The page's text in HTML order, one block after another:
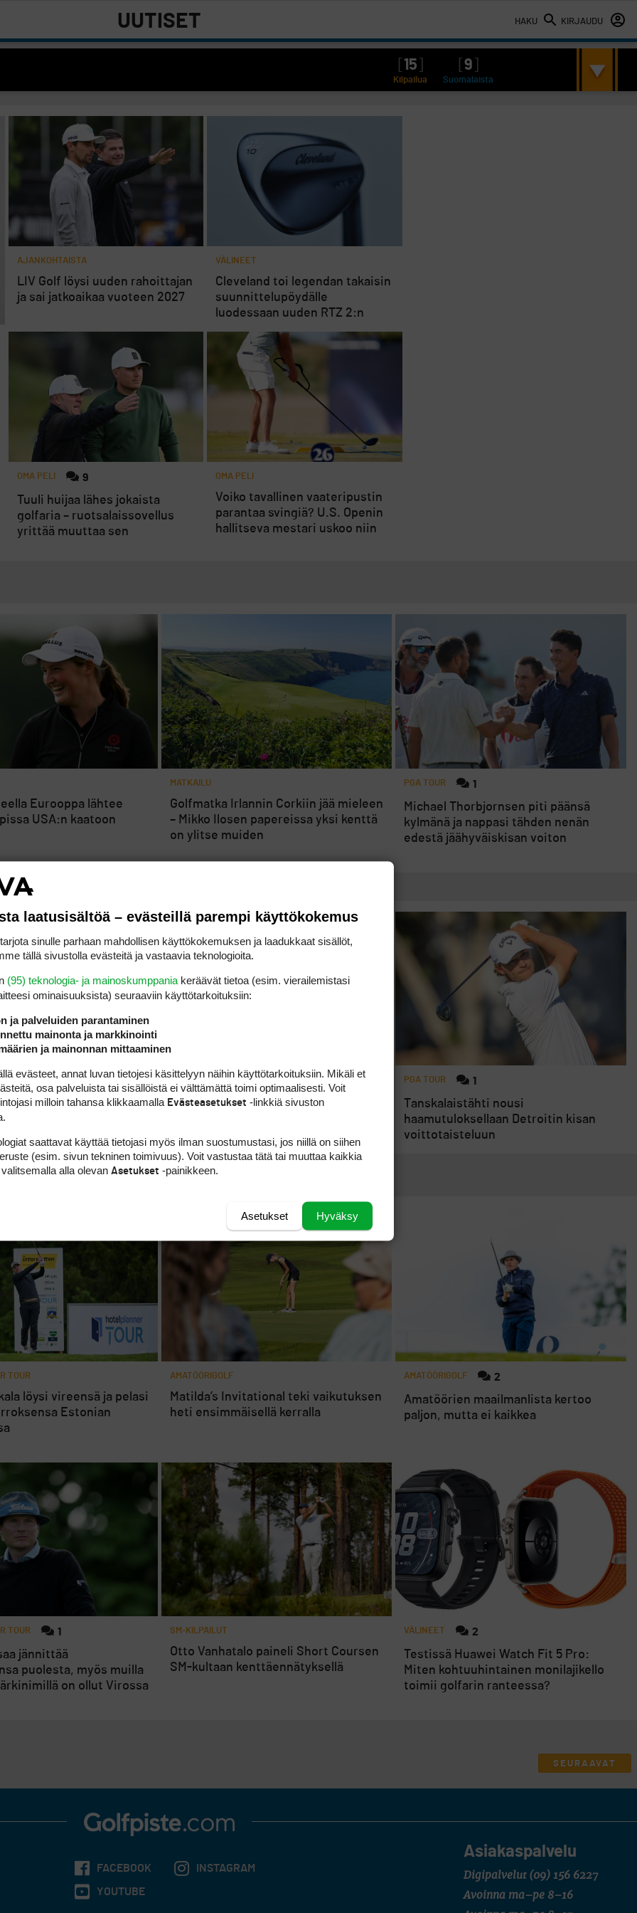
HAKU KIRJAUDU
UUTISET
15 9
Kilpailua Suomalaista
AJANKOHTAISTA
LIV Golf löysi uuden rahoittajan
ja sai jatkoaikaa vuoteen 2027
VÄLINEET
Cleveland toi legendan takaisin
suunnittelupöydälle
luodessaan uuden RTZ 2:n
OMA PELI 9
Tuuli huijaa lähes jokaista
golfaria – ruotsalaissovellus
yrittää muuttaa sen
OMA PELI
Voiko tavallinen vaateripustin
parantaa svingiä? U.S. Openin
hallitseva mestari uskoo niin
Eurooppa lähtee
USA:n kaatoon
MATKAILU
Golfmatka Irlannin Corkiin jää mieleen
– Mikko Ilosen papereissa yksi kenttä
on ylitse muiden
PGA TOUR 1
Michael Thorbjornsen piti päänsä
kylmänä ja nappasi tähden nenän
edestä jäähyväiskisan voiton
tukkii suomalaisten
jo Nordic
HOTEL PLANNER TOUR
Isännät veivät ”Viro–Suomi-
PGA TOUR 1
Tanskalaistähti nousi
haamutuloksellaan Detroitin kisan
voittotaisteluun
TOUR
löysi vireensä ja pelasi
Estonian
AMATÖÖRIGOLF
Matilda’s Invitational teki vaikutuksen
heti ensimmäisellä kerralla
AMATÖÖRIGOLF 2
Amatöörien maailmanlista kertoo
paljon, mutta ei kaikkea
TOUR 1
jännittää
puolesta, myös muilla
on ollut Virossa
SM-KILPAILUT
Otto Vanhatalo paineli Short Coursen
SM-kultaan kenttäennätyksellä
VÄLINEET 2
Testissä Huawei Watch Fit 5 Pro:
Miten kohtuuhintainen monilajikello
toimii golfarin ranteessa?
SEURAAVAT
Asiakaspalvelu
Digipalvelut (09) 156 6227
Avoinna ma–pe 8–16
FACEBOOK INSTAGRAM
YOUTUBE
laatusisältöä – evästeillä parempi käyttökokemus
sinulle parhaan mahdollisen käyttökokemuksen ja laadukkaat sisällöt,
tällä sivustolla evästeitä ja vastaavia teknologioita.
(95) teknologia- ja mainoskumppania keräävät tietoa (esim. vierailemis­tasi
ominaisuuk­sista) seuraaviin käyttötarkoituksiin:
ja palveluiden parantaminen
mainonta ja markkinointi
ja mainonnan mittaaminen
evästeet, annat luvan tietojesi käsittelyyn näihin käyttötarkoituksiin. Mikäli et
osa palveluista tai sisällöistä ei välttämättä toimi optimaalisesti. Voit
milloin tahansa klikkaamalla Evästeasetukset -linkkiä sivuston
saattavat käyttää tietojasi myös ilman suostumustasi, jos niillä on siihen
(esim. sivun tekninen toimivuus). Voit vastustaa tätä tai muuttaa kaikkia
alla olevan Asetukset -painikkeen.
Hyväksy
Asetukset